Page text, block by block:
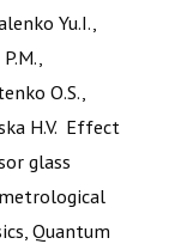
Yu.I.,
O.S.,
H.V. Effect
glass
Quantum